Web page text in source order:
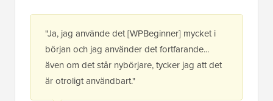
"Ja, jag använde det [WPBeginner] mycket i
början och jag använder det fortfarande...
även om det står nybörjare, tycker jag att det
är otroligt användbart."